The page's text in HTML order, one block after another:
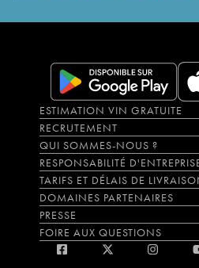
ESTIMATION VIN GRATUITE
RECRUTEMENT
QUI SOMMES-NOUS ?
RESPONSABILITÉ
TARIFS ET DÉLAIS DE
DOMAINES PARTENAIRES
PRESSE
FOIRE AUX QUESTIONS